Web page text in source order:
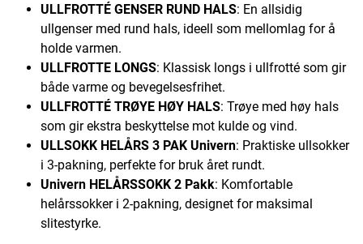
ULLFROTTÉ GENSER RUND HALS: En allsidig
ullgenser med rund hals, ideell som mellomlag for å
holde varmen.
ULLFROTTE LONGS: Klassisk longs i ullfrotté som gir
både varme og bevegelsesfrihet.
ULLFROTTÉ TRØYE HØY HALS: Trøye med høy hals
som gir ekstra beskyttelse mot kulde og vind.
ULLSOKK HELÅRS 3 PAK Univern: Praktiske ullsokker
i 3-pakning, perfekte for bruk året rundt.
Univern HELÅRSSOKK 2 Pakk: Komfortable
helårssokker i 2-pakning, designet for maksimal
slitestyrke.